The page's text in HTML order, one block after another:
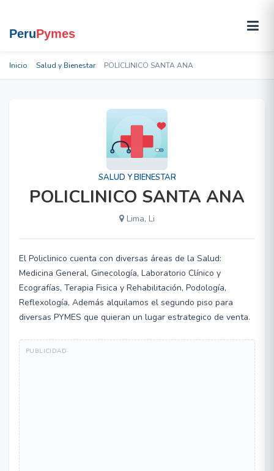
Inicio Salud y Bienestar POLICLINICO SANTA ANA
SALUD Y BIENESTAR
POLICLINICO SANTA ANA
Lima, Li
El Policlinico cuenta con diversas áreas de la Salud:
Medicina General, Ginecología, Laboratorio Clínico y
Ecografías, Terapia Fisica y Rehabilitación, Podología,
Reflexología, Además alquilamos el segundo piso para
diversas PYMES que quieran un lugar estrategico de venta.